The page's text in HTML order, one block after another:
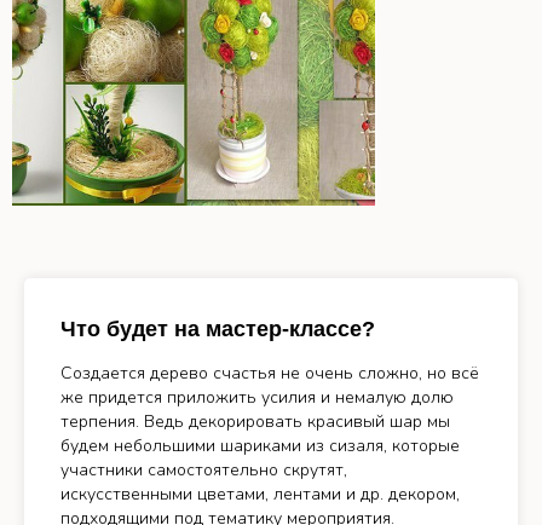
Что будет на мастер-классе?
Создается дерево счастья не очень сложно, но всё
же придется приложить усилия и немалую долю
терпения. Ведь декорировать красивый шар мы
будем небольшими шариками из сизаля, которые
участники самостоятельно скрутят,
искусственными цветами, лентами и др. декором,
подходящими под тематику мероприятия.